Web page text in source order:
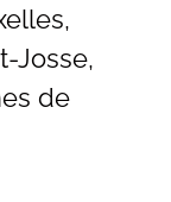
Josse,
de